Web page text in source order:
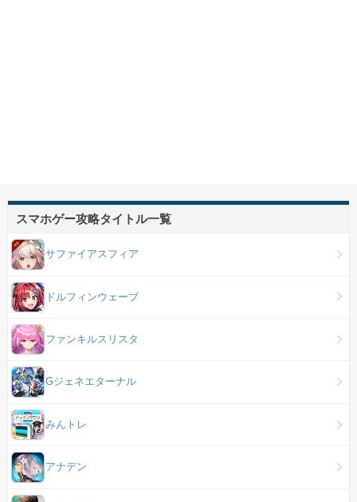
スマホゲー攻略タイトル一覧
サファイアスフィア
ドルフィンウェーブ
ファンキルスリスタ
Gジェネエターナル
みんトレ
アナデン